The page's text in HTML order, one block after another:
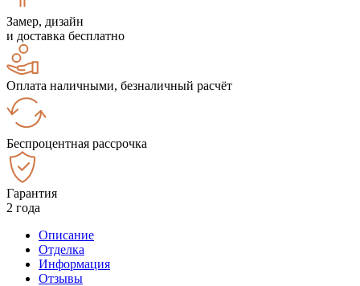
Замер, дизайн
и доставка бесплатно
Оплата наличными, безналичный расчёт
Беспроцентная рассрочка
Гарантия
2 года
Описание
Отделка
Информация
Отзывы